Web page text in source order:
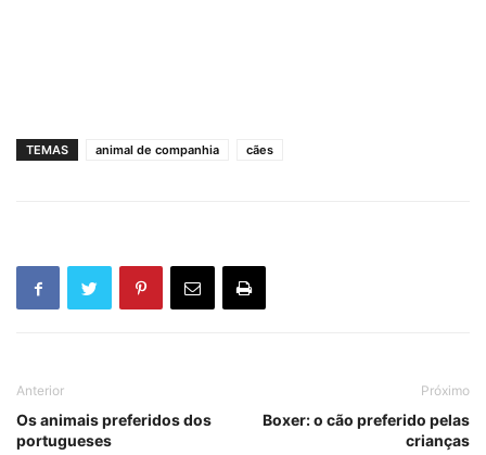
TEMAS animal de companhia cães
Anterior
Os animais preferidos dos
portugueses
Próximo
Boxer: o cão preferido pelas
crianças